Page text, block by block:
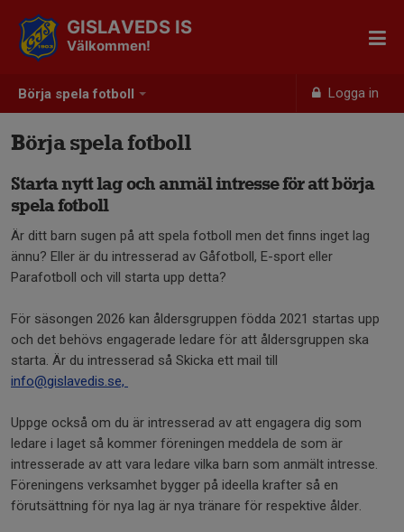
Börja spela fotboll Logga in
GISLAVEDS IS
Välkommen!
Börja spela fotboll
Starta nytt lag och anmäl intresse för att börja
spela fotboll
Är ditt barn sugen på att spela fotboll men det finns inget lag
ännu? Eller är du intresserad av Gåfotboll, E-sport eller
Parafotboll och vill starta upp detta?
För säsongen 2026 kan åldersgruppen födda 2021 startas upp
och det behövs engagerade ledare för att åldersgruppen ska
starta. Är du intresserad så Skicka ett mail till
info@gislavedis.se,
Uppge också om du är intresserad av att engagera dig som
ledare i laget så kommer föreningen meddela de som är
intresserade av att vara ledare vilka barn som anmält intresse.
Föreningens verksamhet bygger på ideella krafter så en
förutsättning för nya lag är nya tränare för respektive ålder.